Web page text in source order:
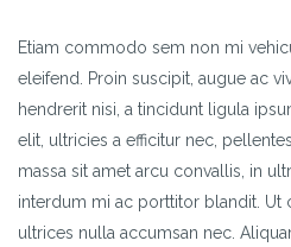
Etiam commodo sem non mi
eleifend. Proin suscipit, augue ac
hendrerit nisi, a tincidunt ligula
elit, ultricies a efficitur nec,
massa sit amet arcu convallis, in
interdum mi ac porttitor blandit. Ut
ultrices nulla accumsan nec.